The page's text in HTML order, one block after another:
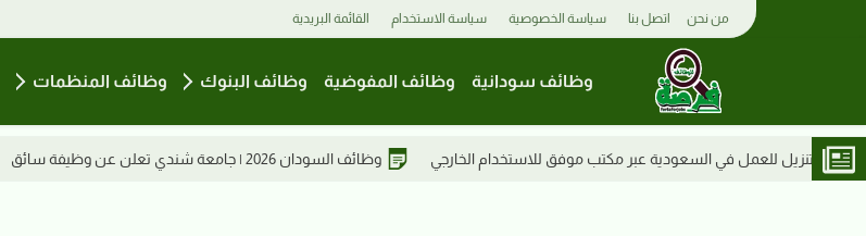
من نحن اتصل بنا سياسة الخصوصية سياسة الاستخدام القائمة البريدية
وظائف سودانية وظائف المفوضية وظائف البنوك وظائف المنظمات
موفق للاستخدام الخارجي وظائف السودان 2026 | جامعة شندي تعلن عن وظيفة سائق وظائف السودان2026 | مطلوب مدير فني في مصنع مياس للعطور ومستحضرات التجميل